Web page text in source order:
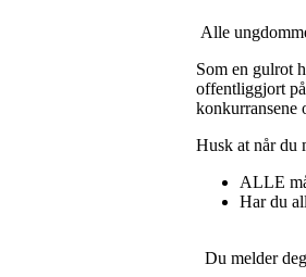
Alle
Som en gulrot
offentliggjort
konkurransene
Husk at når du
ALLE
Har du
Du melder